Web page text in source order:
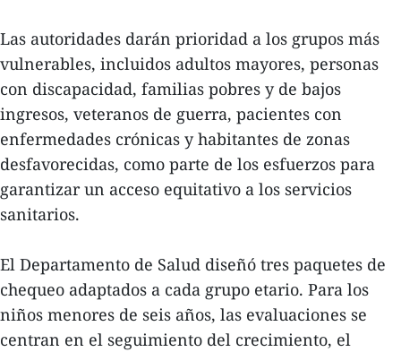
Las autoridades darán prioridad a los grupos más
vulnerables, incluidos adultos mayores, personas
con discapacidad, familias pobres y de bajos
ingresos, veteranos de guerra, pacientes con
enfermedades crónicas y habitantes de zonas
desfavorecidas, como parte de los esfuerzos para
garantizar un acceso equitativo a los servicios
sanitarios.
El Departamento de Salud diseñó tres paquetes de
chequeo adaptados a cada grupo etario. Para los
niños menores de seis años, las evaluaciones se
centran en el seguimiento del crecimiento, el